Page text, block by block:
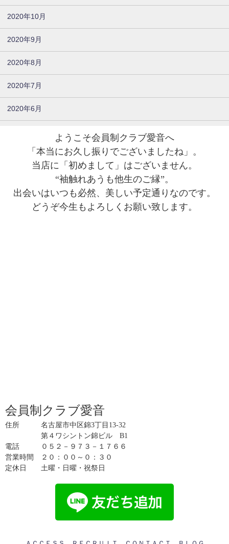
2020年10月
2020年9月
2020年8月
2020年7月
2020年6月
ようこそ会員制クラブ愛音へ
「本当にお久し振りでございましたね」。
当店に「初めまして」はございません。
“袖触れあうも他生のご縁”。
出会いはいつも必然、美しい予定通りなのです。
どうぞ今生もよろしくお願い致します。
会員制クラブ愛音
住所 名古屋市中区錦3丁目13-32
第４ワシントン錦ビル B1
電話 ０５２－９７３－１７６６
営業時間 ２０：００～０：３０
定休日 土曜・日曜・祝祭日